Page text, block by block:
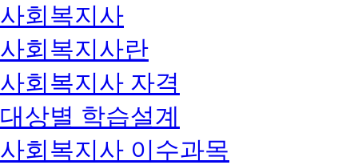
사회복지사
사회복지사란
사회복지사 자격
대상별 학습설계
사회복지사 이수과목